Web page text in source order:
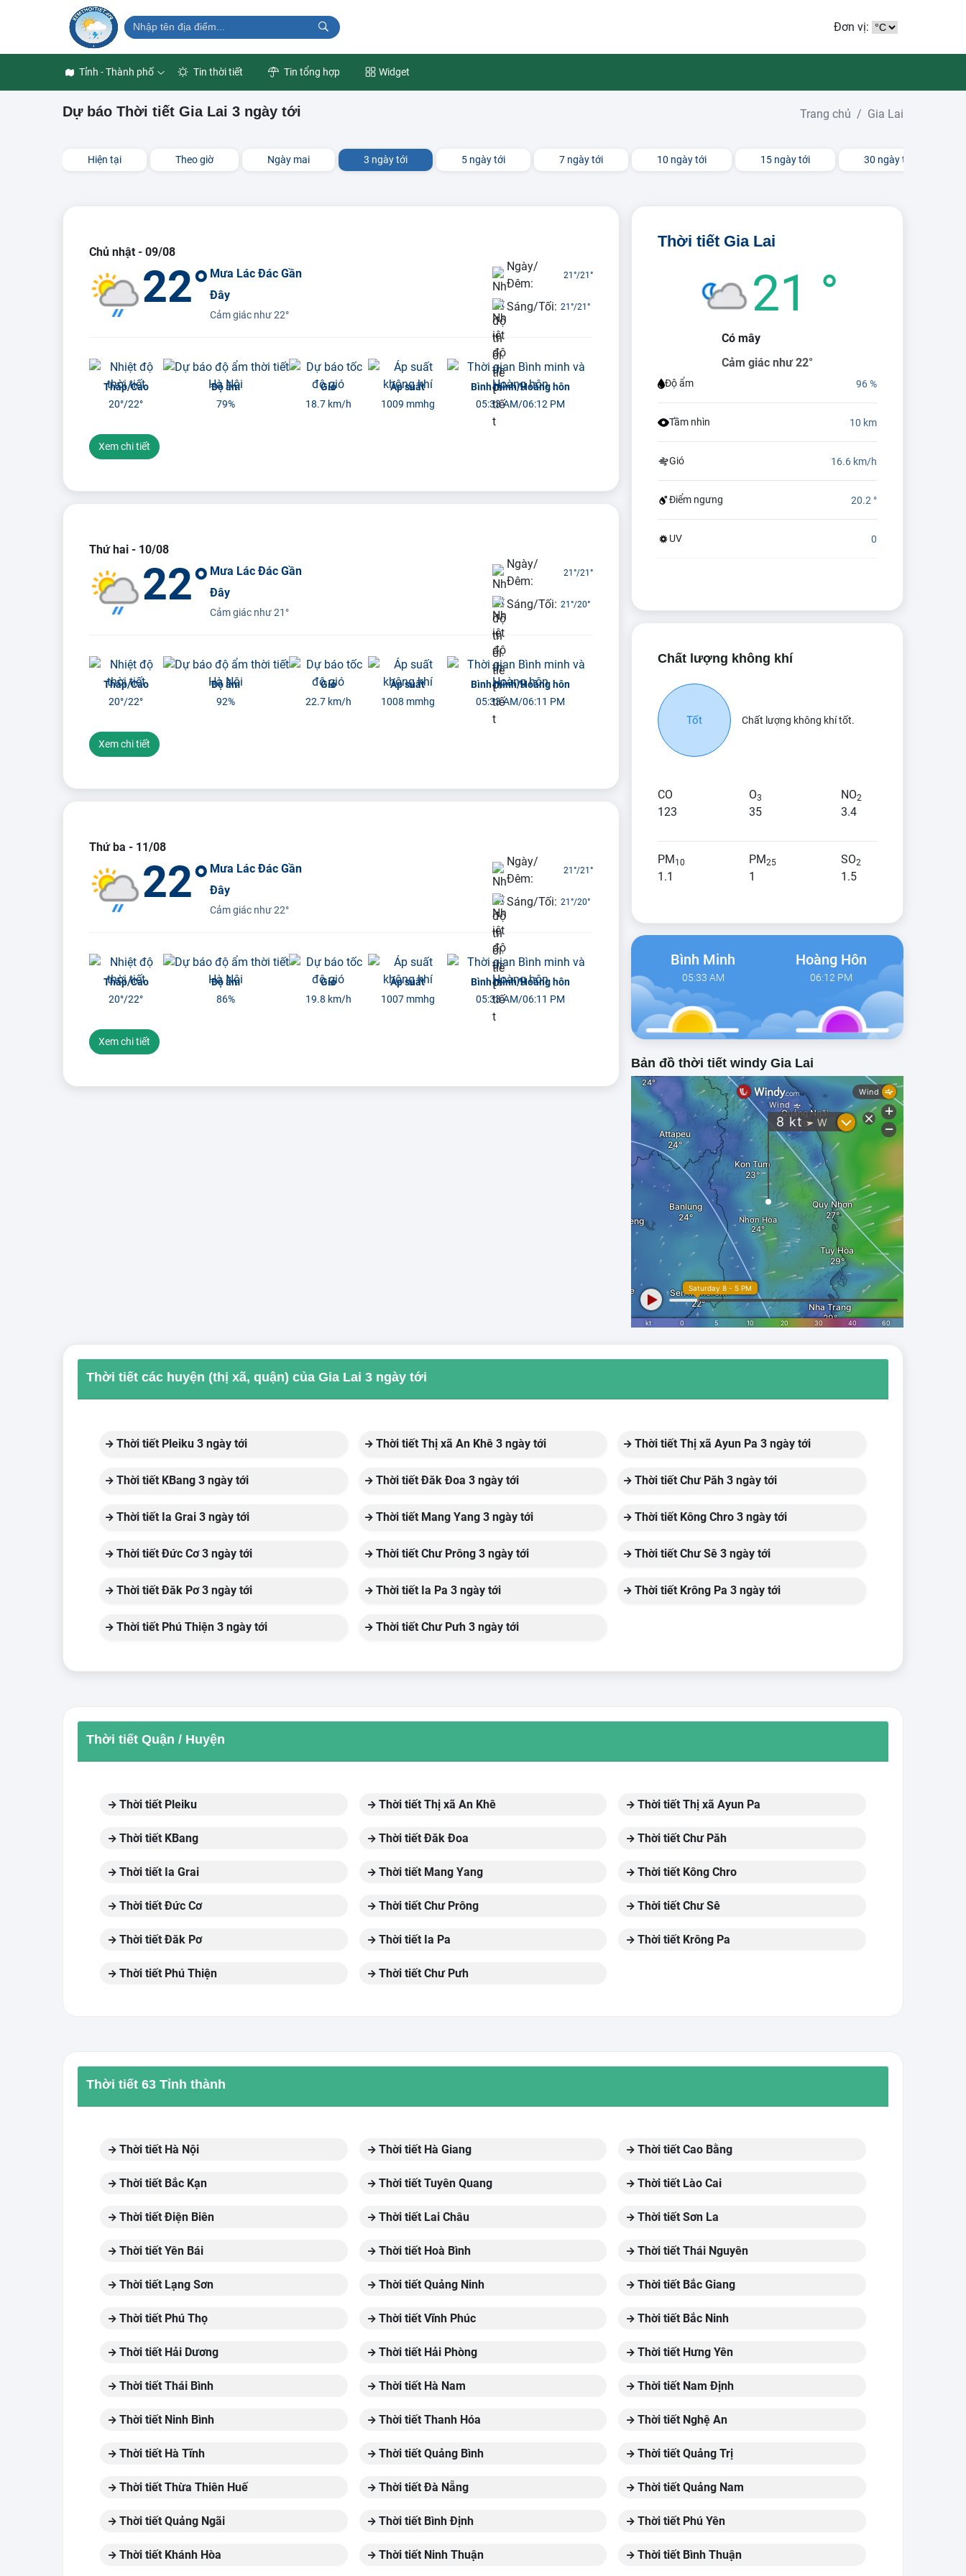
Đơn vị:
Tỉnh - Thành phố Tin thời tiết Tin tổng hợp Widget
Dự báo Thời tiết Gia Lai 3 ngày tới Trang chủ Gia Lai
Hiện tại Theo giờ Ngày mai 3 ngày tới 5 ngày tới 7 ngày tới 10 ngày tới 15 ngày tới 30 ngày tới
Chủ nhật - 09/08
22°Mưa Lác Đác Gần
Đây
Cảm giác như22°
Ngày/
Đêm:
21°/21°
Sáng/Tối: 21°/21°
Thấp/Cao
20°/22°
Độ ẩm
79%
Gió
18.7 km/h
Áp suất
1009 mmhg
Bình minh/Hoàng hôn
05:33 AM/06:12 PM
Xem chi tiết
Thứ hai - 10/08
22°Mưa Lác Đác Gần
Đây
Cảm giác như21°
Ngày/
Đêm:
21°/21°
Sáng/Tối: 21°/20°
Thấp/Cao
20°/22°
Độ ẩm
92%
Gió
22.7 km/h
Áp suất
1008 mmhg
Bình minh/Hoàng hôn
05:33 AM/06:11 PM
Xem chi tiết
Thứ ba - 11/08
22°Mưa Lác Đác Gần
Đây
Cảm giác như22°
Ngày/
Đêm:
21°/21°
Sáng/Tối: 21°/20°
Thấp/Cao
20°/22°
Độ ẩm
86%
Gió
19.8 km/h
Áp suất
1007 mmhg
Bình minh/Hoàng hôn
05:33 AM/06:11 PM
Xem chi tiết
Thời tiết Gia Lai
21 °
Có mây
Cảm giác như 22°
Độ ẩm 96 %
Tầm nhìn 10 km
Gió 16.6 km/h
Điểm ngưng 20.2 °
UV 0
Chất lượng không khí
Tốt Chất lượng không khí tốt.
CO
123
O3
35
NO2
3.4
PM10
1.1
PM25
1
SO2
1.5
Bình Minh
05:33 AM
Hoàng Hôn
06:12 PM
Bản đồ thời tiết windy Gia Lai
Thời tiết các huyện (thị xã, quận) của Gia Lai 3 ngày tới
Thời tiết Pleiku 3 ngày tới Thời tiết Thị xã An Khê 3 ngày tới Thời tiết Thị xã Ayun Pa 3 ngày tới
Thời tiết KBang 3 ngày tới Thời tiết Đăk Đoa 3 ngày tới Thời tiết Chư Păh 3 ngày tới
Thời tiết Ia Grai 3 ngày tới Thời tiết Mang Yang 3 ngày tới Thời tiết Kông Chro 3 ngày tới
Thời tiết Đức Cơ 3 ngày tới Thời tiết Chư Prông 3 ngày tới Thời tiết Chư Sê 3 ngày tới
Thời tiết Đăk Pơ 3 ngày tới Thời tiết Ia Pa 3 ngày tới Thời tiết Krông Pa 3 ngày tới
Thời tiết Phú Thiện 3 ngày tới Thời tiết Chư Pưh 3 ngày tới
Thời tiết Quận / Huyện
Thời tiết Pleiku Thời tiết Thị xã An Khê Thời tiết Thị xã Ayun Pa
Thời tiết KBang Thời tiết Đăk Đoa Thời tiết Chư Păh
Thời tiết Ia Grai Thời tiết Mang Yang Thời tiết Kông Chro
Thời tiết Đức Cơ Thời tiết Chư Prông Thời tiết Chư Sê
Thời tiết Đăk Pơ Thời tiết Ia Pa Thời tiết Krông Pa
Thời tiết Phú Thiện Thời tiết Chư Pưh
Thời tiết 63 Tỉnh thành
Thời tiết Hà Nội Thời tiết Hà Giang Thời tiết Cao Bằng
Thời tiết Bắc Kạn Thời tiết Tuyên Quang Thời tiết Lào Cai
Thời tiết Điện Biên Thời tiết Lai Châu Thời tiết Sơn La
Thời tiết Yên Bái Thời tiết Hoà Bình Thời tiết Thái Nguyên
Thời tiết Lạng Sơn Thời tiết Quảng Ninh Thời tiết Bắc Giang
Thời tiết Phú Thọ Thời tiết Vĩnh Phúc Thời tiết Bắc Ninh
Thời tiết Hải Dương Thời tiết Hải Phòng Thời tiết Hưng Yên
Thời tiết Thái Bình Thời tiết Hà Nam Thời tiết Nam Định
Thời tiết Ninh Bình Thời tiết Thanh Hóa Thời tiết Nghệ An
Thời tiết Hà Tĩnh Thời tiết Quảng Bình Thời tiết Quảng Trị
Thời tiết Thừa Thiên Huế Thời tiết Đà Nẵng Thời tiết Quảng Nam
Thời tiết Quảng Ngãi Thời tiết Bình Định Thời tiết Phú Yên
Thời tiết Khánh Hòa Thời tiết Ninh Thuận Thời tiết Bình Thuận